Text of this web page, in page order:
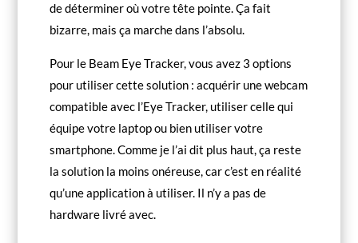
de déterminer où votre tête pointe. Ça fait
bizarre, mais ça marche dans l’absolu.
Pour le Beam Eye Tracker, vous avez 3 options
pour utiliser cette solution : acquérir une webcam
compatible avec l’Eye Tracker, utiliser celle qui
équipe votre laptop ou bien utiliser votre
smartphone. Comme je l’ai dit plus haut, ça reste
la solution la moins onéreuse, car c’est en réalité
qu’une application à utiliser. Il n’y a pas de
hardware livré avec.